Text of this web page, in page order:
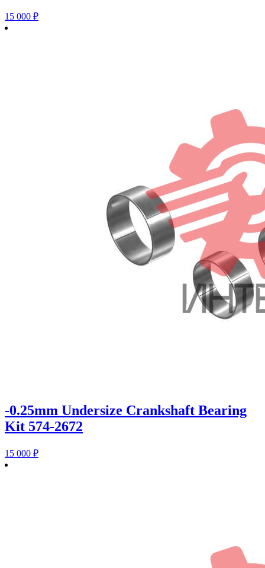
15 000 ₽
-0.25mm Undersize Crankshaft Bearing
Kit 574-2672
15 000 ₽